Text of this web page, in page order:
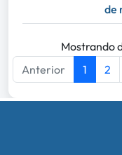
de
Mostrando
Anterior
1 2